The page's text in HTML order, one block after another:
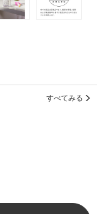
すべてみる